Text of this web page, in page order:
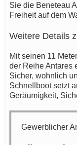
Sie die Beneteau
Freiheit auf dem
Weitere Details
Mit seinen 11
der Reihe Antares
Sicher, wohnlich
Schnellboot setzt
Geräumigkeit,
Gewerblicher